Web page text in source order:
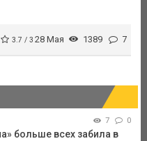
3.7 / 3 28 Мая 1389 7
7 0
больше всех забила в